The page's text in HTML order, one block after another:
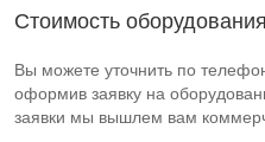
Стоимость оборудования
Вы можете уточнить по
оформив заявку на
заявки мы вышлем вам